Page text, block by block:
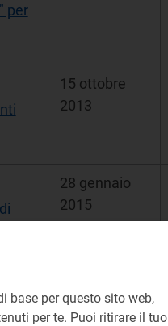
per
15 ottobre
2013
28 gennaio
2015
2019
base per questo sito web,
per te. Puoi ritirare il tuo